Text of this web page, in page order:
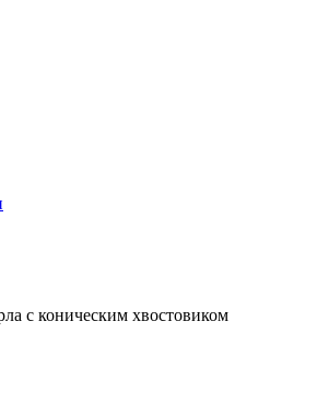
с коническим хвостовиком